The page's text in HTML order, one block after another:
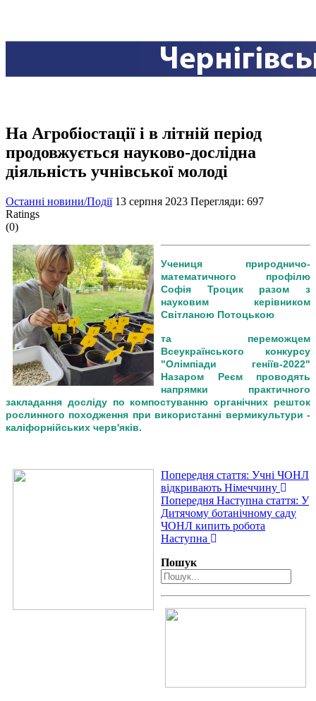
На Агробіостації і в літній період
продовжується науково-дослідна
діяльність учнівської молоді
Останні новини/Події 13 серпня 2023 Перегляди: 697
Ratings
(0)
Учениця природничо-
математичного профілю
Софія Троцик разом з
науковим керівником
Світланою Потоцькою
та переможцем
Всеукраїнського конкурсу
"Олімпіади геніїв-2022"
Назаром Реєм проводять
напрямки практичного
закладання досліду по компостуванню органічних решток
рослинного походження при використанні вермикультури -
каліфорнійських черв'яків.
Попередня стаття: Учні ЧОНЛ
відкривають Німеччину
Попередня Наступна стаття: У
Дитячому ботанічному саду
ЧОНЛ кипить робота
Наступна
Пошук